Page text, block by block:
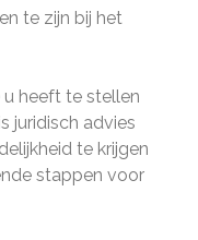
te zijn bij het
u heeft te stellen
juridisch advies
te krijgen
stappen voor